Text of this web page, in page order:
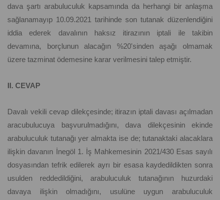
dava şartı arabuluculuk kapsamında da herhangi bir anlaşma
sağlanamayıp 10.09.2021 tarihinde son tutanak düzenlendiğini
iddia ederek davalının haksız itirazının iptali ile takibin
devamına, borçlunun alacağın %20'sinden aşağı olmamak
üzere tazminat ödemesine karar verilmesini talep etmiştir.
II. CEVAP
Davalı vekili cevap dilekçesinde; itirazın iptali davası açılmadan
aracubulucuya başvurulmadığını, dava dilekçesinin ekinde
arabuluculuk tutanağı yer almakta ise de; tutanaktaki alacaklara
ilişkin davanın İnegöl 1. İş Mahkemesinin 2021/430 Esas sayılı
dosyasından tefrik edilerek ayrı bir esasa kaydedildikten sonra
usulden reddedildiğini, arabuluculuk tutanağının huzurdaki
davaya ilişkin olmadığını, usulüne uygun arabuluculuk